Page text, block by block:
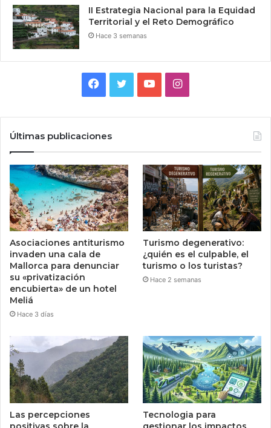
II Estrategia Nacional para la Equidad
Territorial y el Reto Demográfico
Hace 3 semanas
Facebook
TwitterYouTubeInstagram
Últimas publicaciones
Asociaciones antiturismo
invaden una cala de
Mallorca para denunciar
su «privatización
encubierta» de un hotel
Meliá
Hace 3 días
Turismo degenerativo:
¿quién es el culpable, el
turismo o los turistas?
Hace 2 semanas
Las percepciones
Tecnologia para